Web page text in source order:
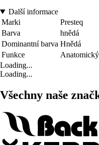
Další informace
Marki
Presteq
Barva
hnědá
Dominantní barva Hnědá
Funkce
Anatomický
Loading...
Loading...
Všechny naše